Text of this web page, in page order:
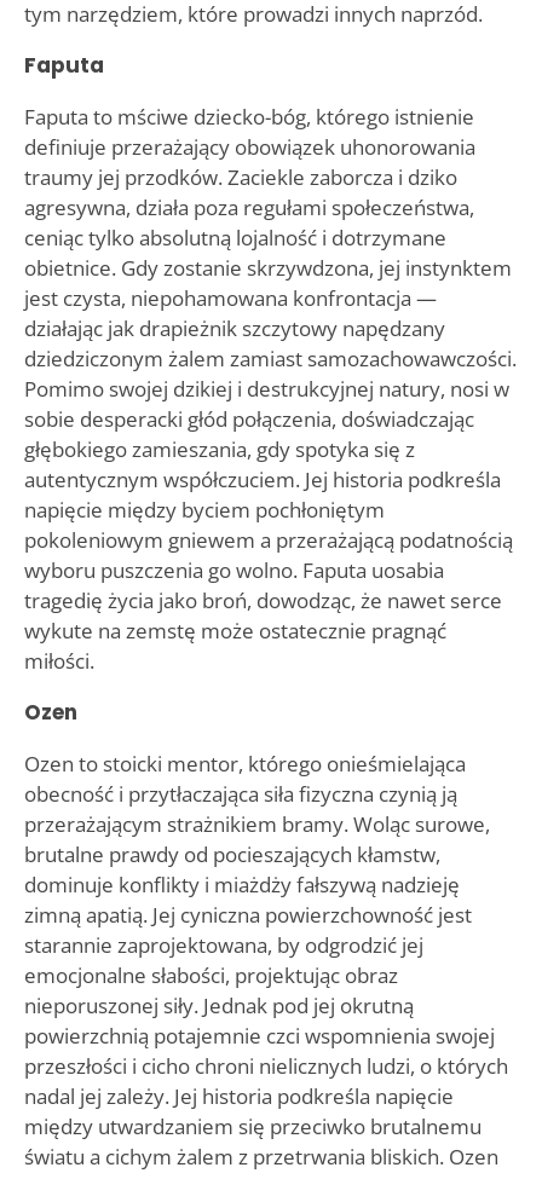
tym narzędziem, które prowadzi innych naprzód.
Faputa
Faputa to mściwe dziecko-bóg, którego istnienie
definiuje przerażający obowiązek uhonorowania
traumy jej przodków. Zaciekle zaborcza i dziko
agresywna, działa poza regułami społeczeństwa,
ceniąc tylko absolutną lojalność i dotrzymane
obietnice. Gdy zostanie skrzywdzona, jej instynktem
jest czysta, niepohamowana konfrontacja —
działając jak drapieżnik szczytowy napędzany
dziedziczonym żalem zamiast samozachowawczości.
Pomimo swojej dzikiej i destrukcyjnej natury, nosi w
sobie desperacki głód połączenia, doświadczając
głębokiego zamieszania, gdy spotyka się z
autentycznym współczuciem. Jej historia podkreśla
napięcie między byciem pochłoniętym
pokoleniowym gniewem a przerażającą podatnością
wyboru puszczenia go wolno. Faputa uosabia
tragedię życia jako broń, dowodząc, że nawet serce
wykute na zemstę może ostatecznie pragnąć
miłości.
Ozen
Ozen to stoicki mentor, którego onieśmielająca
obecność i przytłaczająca siła fizyczna czynią ją
przerażającym strażnikiem bramy. Woląc surowe,
brutalne prawdy od pocieszających kłamstw,
dominuje konflikty i miażdży fałszywą nadzieję
zimną apatią. Jej cyniczna powierzchowność jest
starannie zaprojektowana, by odgrodzić jej
emocjonalne słabości, projektując obraz
nieporuszonej siły. Jednak pod jej okrutną
powierzchnią potajemnie czci wspomnienia swojej
przeszłości i cicho chroni nielicznych ludzi, o których
nadal jej zależy. Jej historia podkreśla napięcie
między utwardzaniem się przeciwko brutalnemu
światu a cichym żalem z przetrwania bliskich. Ozen